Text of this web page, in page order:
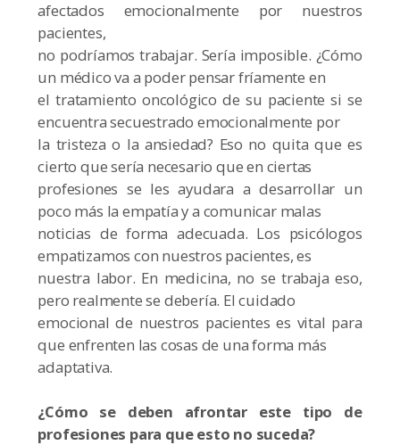
afectados emocionalmente por nuestros
pacientes,
no podríamos trabajar. Sería imposible. ¿Cómo
un médico va a poder pensar fríamente en
el tratamiento oncológico de su paciente si se
encuentra secuestrado emocionalmente por
la tristeza o la ansiedad? Eso no quita que es
cierto que sería necesario que en ciertas
profesiones se les ayudara a desarrollar un
poco más la empatía y a comunicar malas
noticias de forma adecuada. Los psicólogos
empatizamos con nuestros pacientes, es
nuestra labor. En medicina, no se trabaja eso,
pero realmente se debería. El cuidado
emocional de nuestros pacientes es vital para
que enfrenten las cosas de una forma más
adaptativa.
¿Cómo se deben afrontar este tipo de
profesiones para que esto no suceda?